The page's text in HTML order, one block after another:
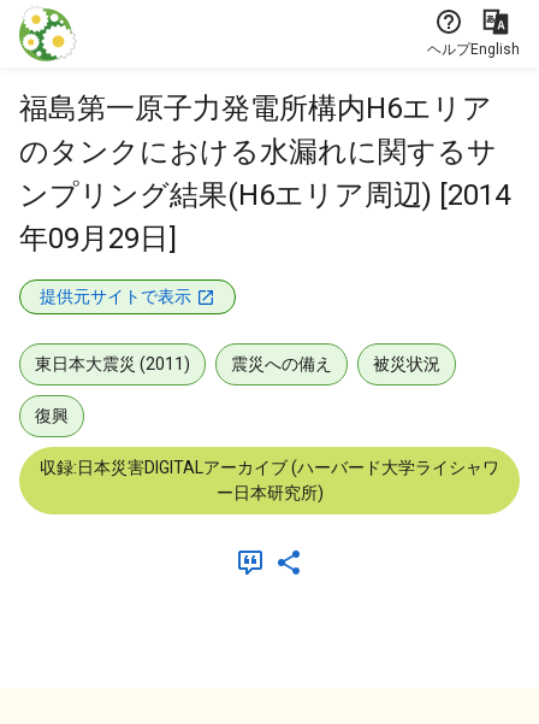
本文に飛ぶ
ヘルプEnglish
福島第一原子力発電所構内H6エリア
のタンクにおける水漏れに関するサ
ンプリング結果(H6エリア周辺) [2014
年09月29日]
提供元サイトで表示
東日本大震災 (2011) 震災への備え 被災状況
復興
収録:日本災害DIGITALアーカイブ (ハーバード大学ライシャワ
ー日本研究所)